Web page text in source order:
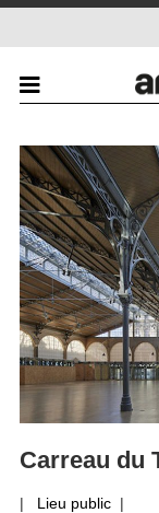
Carreau du
| Lieu public|